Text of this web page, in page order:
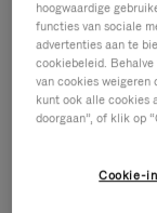
hoogwaardige
functies van sociale
advertenties aan te
cookiebeleid.
van cookies weigeren
kunt ook alle cookies
doorgaan”, of klik op
Cookie-